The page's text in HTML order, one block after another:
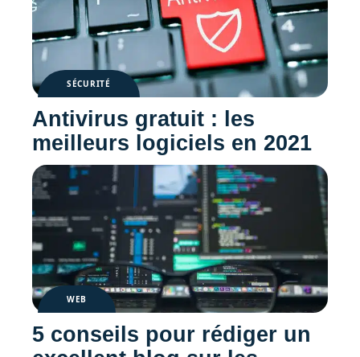
SÉCURITÉ
Antivirus gratuit : les
meilleurs logiciels en 2021
WEB
5 conseils pour rédiger un